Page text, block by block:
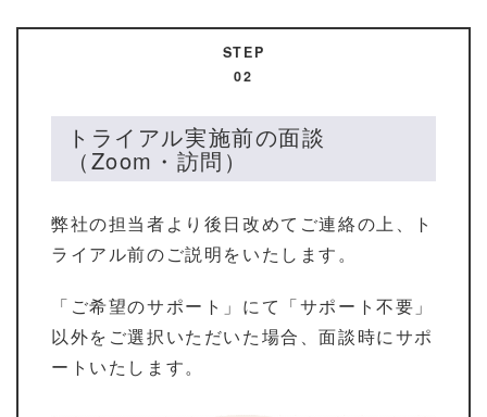
STEP
02
トライアル実施前の面談
（Zoom・訪問）
弊社の担当者より後日改めてご連絡の上、ト
ライアル前のご説明をいたします。
「ご希望のサポート」にて「サポート不要」
以外をご選択いただいた場合、面談時にサポ
ートいたします。